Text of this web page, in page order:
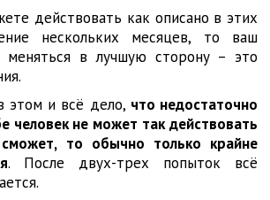
действовать как описано в этих
нескольких месяцев, то ваш
меняться в лучшую сторону – это
этом и всё дело, что недостаточно
человек не может так действовать
то обычно только крайне
. После двух-трех попыток всё